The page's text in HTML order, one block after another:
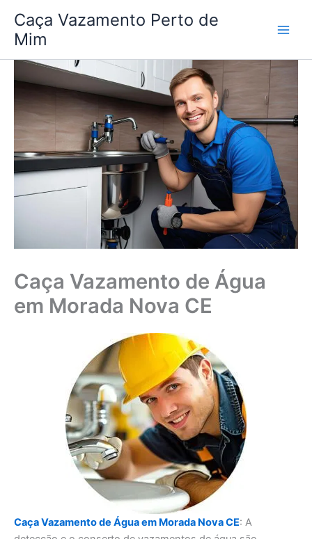
para
conteúdo
Caça Vazamento Perto de
Mim
Caça Vazamento de Água
em Morada Nova CE
Caça Vazamento de Água em Morada Nova CE: A